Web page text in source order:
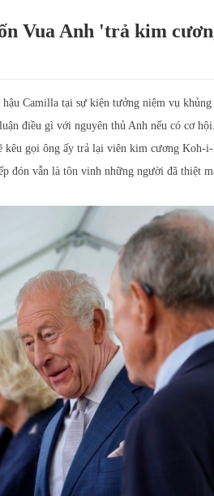
Vua Anh 'trả kim
Camilla tại sự kiện tưởng niệm vụ
điều gì với nguyên thủ Anh nếu có cơ hội.
kêu gọi ông ấy trả lại viên kim cương Koh-
đón vẫn là tôn vinh những người đã thiệt